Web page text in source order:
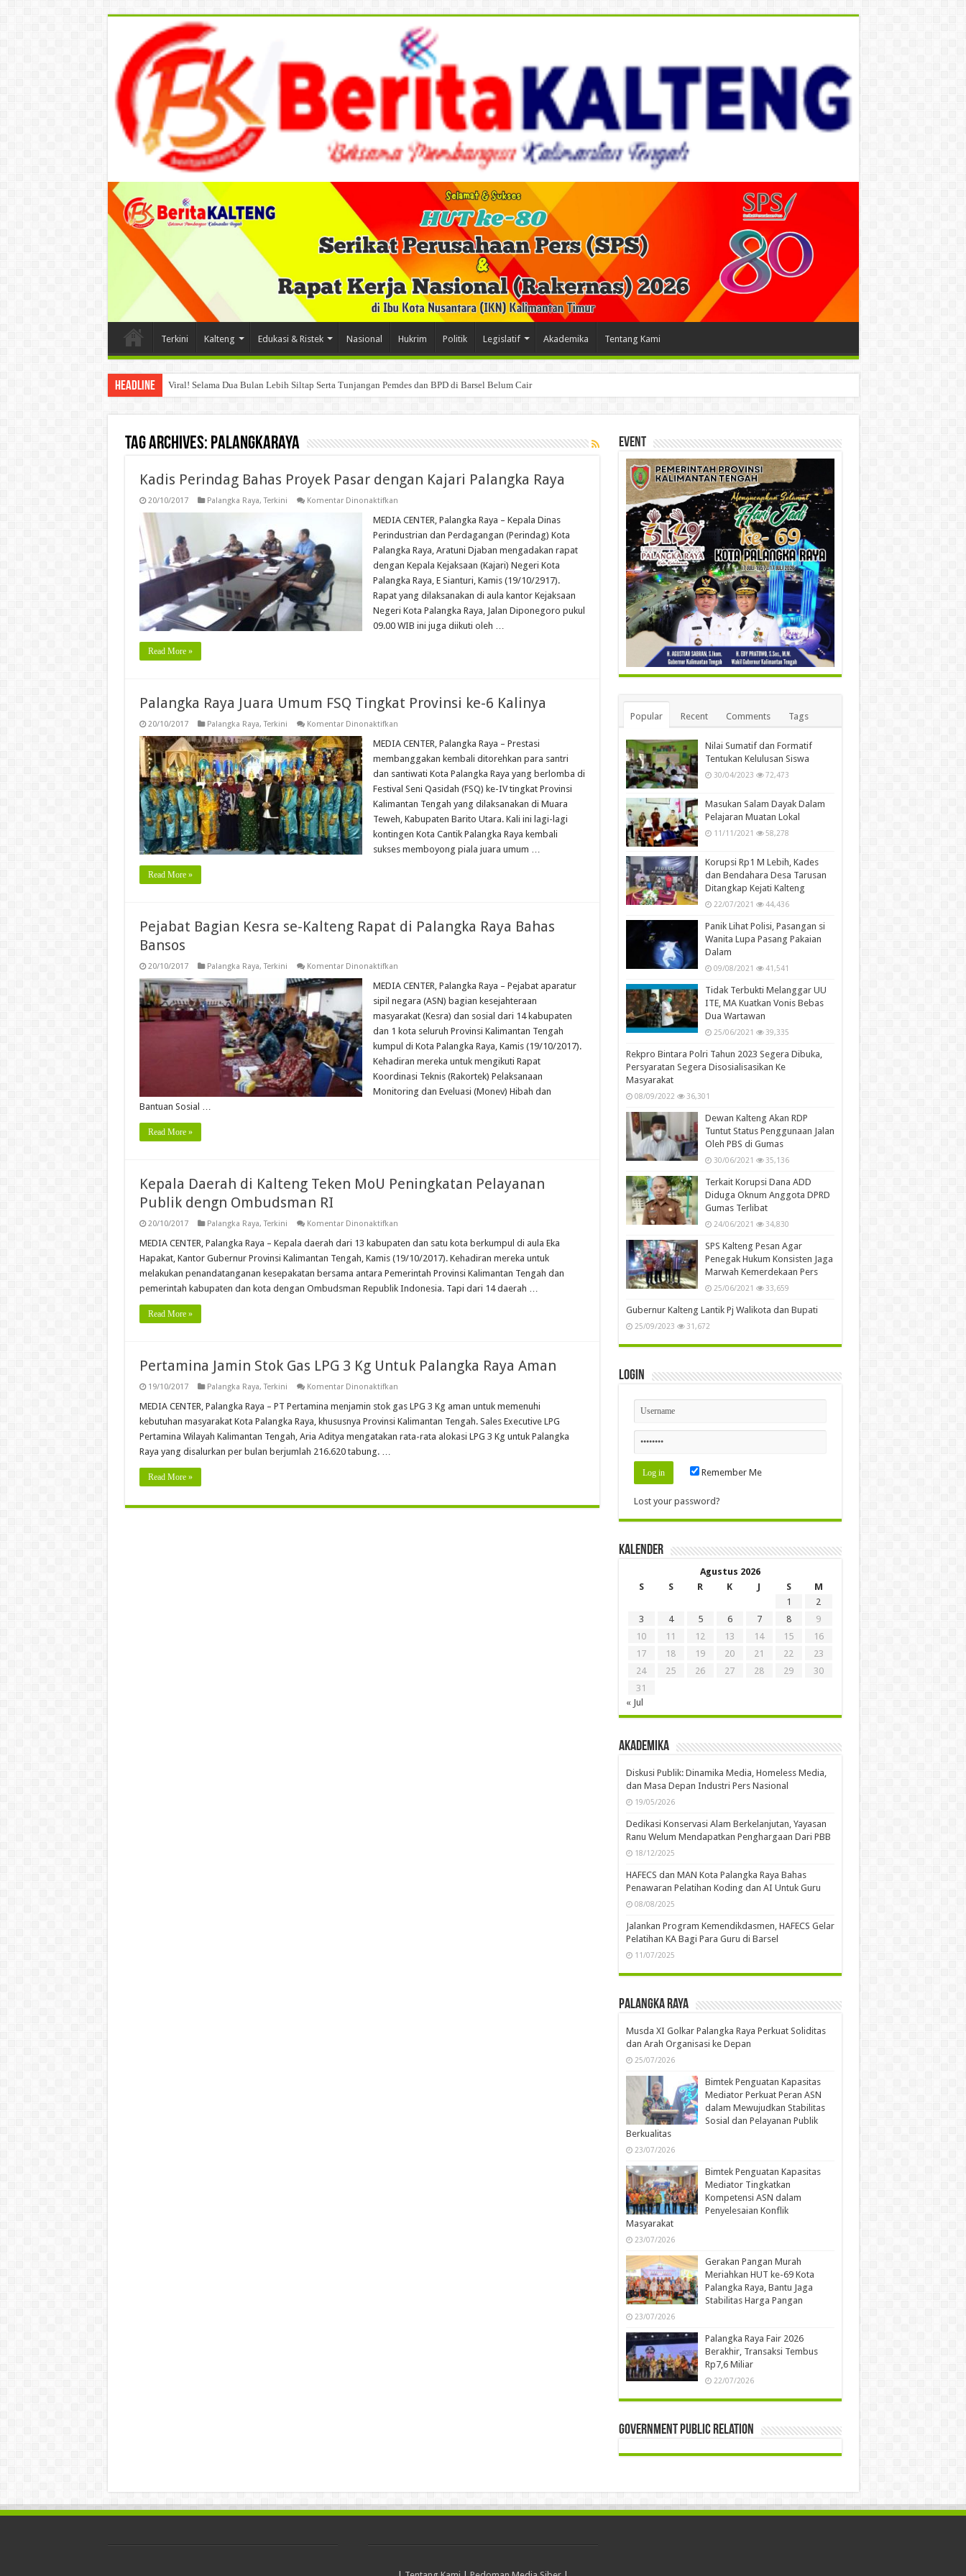
Terkini Kalteng Edukasi & Ristek Nasional Hukrim Politik Legislatif Akademika Tentang Kami
Headline Viral! Selama Dua Bulan Lebih Siltap Serta Tunjangan Pemdes dan BPD di Barsel Belum Cair
Tag Archives: Palangkaraya
Kadis Perindag Bahas Proyek Pasar dengan Kajari Palangka Raya
20/10/2017 Palangka Raya,Terkini Komentar Dinonaktifkanpada
Perindag
Proyek
Pasar
dengan
Kajari
Raya
MEDIA CENTER, Palangka Raya – Kepala Dinas
Perindustrian dan Perdagangan (Perindag) Kota
Palangka Raya, Aratuni Djaban mengadakan rapat
dengan Kepala Kejaksaan (Kajari) Negeri Kota
Palangka Raya, E Sianturi, Kamis (19/10/2917).
Rapat yang dilaksanakan di aula kantor Kejaksaan
Negeri Kota Palangka Raya, Jalan Diponegoro pukul
09.00 WIB ini juga diikuti oleh …
Read More »
Palangka Raya Juara Umum FSQ Tingkat Provinsi ke-6 Kalinya
20/10/2017 Palangka Raya,Terkini Komentar Dinonaktifkanpada
Raya
Umum
FSQ
Tingkat
Provinsi
6
Kalinya
MEDIA CENTER, Palangka Raya – Prestasi
membanggakan kembali ditorehkan para santri
dan santiwati Kota Palangka Raya yang berlomba di
Festival Seni Qasidah (FSQ) ke-IV tingkat Provinsi
Kalimantan Tengah yang dilaksanakan di Muara
Teweh, Kabupaten Barito Utara. Kali ini lagi-lagi
kontingen Kota Cantik Palangka Raya kembali
sukses memboyong piala juara umum …
Read More »
Pejabat Bagian Kesra se-Kalteng Rapat di Palangka Raya Bahas
Bansos
20/10/2017 Palangka Raya,Terkini Komentar Dinonaktifkanpada
Bagian
se-
Kalteng
Rapat
di
Raya
Bahas
MEDIA CENTER, Palangka Raya – Pejabat aparatur
sipil negara (ASN) bagian kesejahteraan
masyarakat (Kesra) dan sosial dari 14 kabupaten
dan 1 kota seluruh Provinsi Kalimantan Tengah
kumpul di Kota Palangka Raya, Kamis (19/10/2017).
Kehadiran mereka untuk mengikuti Rapat
Koordinasi Teknis (Rakortek) Pelaksanaan
Monitoring dan Eveluasi (Monev) Hibah dan
Bantuan Sosial …
Read More »
Kepala Daerah di Kalteng Teken MoU Peningkatan Pelayanan
Publik dengn Ombudsman RI
20/10/2017 Palangka Raya,Terkini Komentar Dinonaktifkanpada
Daerah
Kalteng
Teken
MoU
Peningkatan
MEDIA CENTER, Palangka Raya – Kepala daerah dari 13 kabupaten dan satu kota berkumpul di aula Eka
Hapakat, Kantor Gubernur Provinsi Kalimantan Tengah, Kamis (19/10/2017). Kehadiran mereka untuk
melakukan penandatanganan kesepakatan bersama antara Pemerintah Provinsi Kalimantan Tengah dan
pemerintah kabupaten dan kota dengan Ombudsman Republik Indonesia. Tapi dari 14 daerah …
Read More »
Pertamina Jamin Stok Gas LPG 3 Kg Untuk Palangka Raya Aman
19/10/2017 Palangka Raya,Terkini Komentar Dinonaktifkanpada
Jamin
Stok
Gas
LPG
3
MEDIA CENTER, Palangka Raya – PT Pertamina menjamin stok gas LPG 3 Kg aman untuk memenuhi
kebutuhan masyarakat Kota Palangka Raya, khususnya Provinsi Kalimantan Tengah. Sales Executive LPG
Pertamina Wilayah Kalimantan Tengah, Aria Aditya mengatakan rata-rata alokasi LPG 3 Kg untuk Palangka
Raya yang disalurkan per bulan berjumlah 216.620 tabung. …
Read More »
Event
Popular Recent Comments Tags
Nilai Sumatif dan Formatif
Tentukan Kelulusan Siswa
30/04/2023 72,473
Masukan Salam Dayak Dalam
Pelajaran Muatan Lokal
11/11/2021 58,278
Korupsi Rp1 M Lebih, Kades
dan Bendahara Desa Tarusan
Ditangkap Kejati Kalteng
22/07/2021 44,436
Panik Lihat Polisi, Pasangan si
Wanita Lupa Pasang Pakaian
Dalam
09/08/2021 41,541
Tidak Terbukti Melanggar UU
ITE, MA Kuatkan Vonis Bebas
Dua Wartawan
25/06/2021 39,335
Rekpro Bintara Polri Tahun 2023 Segera Dibuka,
Persyaratan Segera Disosialisasikan Ke
Masyarakat
08/09/2022 36,301
Dewan Kalteng Akan RDP
Tuntut Status Penggunaan Jalan
Oleh PBS di Gumas
30/06/2021 35,136
Terkait Korupsi Dana ADD
Diduga Oknum Anggota DPRD
Gumas Terlibat
24/06/2021 34,830
SPS Kalteng Pesan Agar
Penegak Hukum Konsisten Jaga
Marwah Kemerdekaan Pers
25/06/2021 33,659
Gubernur Kalteng Lantik Pj Walikota dan Bupati
25/09/2023 31,672
Login
Remember Me
Lost your password?
Kalender
Agustus 2026
S
S R K J S
M
1
2
3
4 5 6 7 8
9
10
11 12 13 14 15
16
17
18 19 20 21 22
23
24
25 26 27 28 29
30
31
« Jul
Akademika
Diskusi Publik: Dinamika Media, Homeless Media,
dan Masa Depan Industri Pers Nasional
19/05/2026
Dedikasi Konservasi Alam Berkelanjutan, Yayasan
Ranu Welum Mendapatkan Penghargaan Dari PBB
18/12/2025
HAFECS dan MAN Kota Palangka Raya Bahas
Penawaran Pelatihan Koding dan AI Untuk Guru
08/08/2025
Jalankan Program Kemendikdasmen, HAFECS Gelar
Pelatihan KA Bagi Para Guru di Barsel
11/07/2025
Palangka Raya
Musda XI Golkar Palangka Raya Perkuat Soliditas
dan Arah Organisasi ke Depan
25/07/2026
Bimtek Penguatan Kapasitas
Mediator Perkuat Peran ASN
dalam Mewujudkan Stabilitas
Sosial dan Pelayanan Publik
Berkualitas
23/07/2026
Bimtek Penguatan Kapasitas
Mediator Tingkatkan
Kompetensi ASN dalam
Penyelesaian Konflik
Masyarakat
23/07/2026
Gerakan Pangan Murah
Meriahkan HUT ke-69 Kota
Palangka Raya, Bantu Jaga
Stabilitas Harga Pangan
23/07/2026
Palangka Raya Fair 2026
Berakhir, Transaksi Tembus
Rp7,6 Miliar
22/07/2026
Government Public Relation